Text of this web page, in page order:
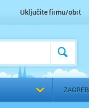
Uključite firmu/obrt
ZAGREB
Odaberi